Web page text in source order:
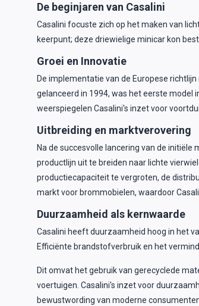
De beginjaren van Casalini
Casalini focuste zich op het maken van
keerpunt; deze driewielige minicar kon
Groei en Innovatie
De implementatie van de Europese
gelanceerd in 1994, was het eerste model
weerspiegelen Casalini's inzet voor
Uitbreiding en marktverovering
Na de succesvolle lancering van de
productlijn uit te breiden naar lichte
productiecapaciteit te vergroten, de
markt voor brommobielen, waardoor
Duurzaamheid als kernwaarde
Casalini heeft duurzaamheid hoog in het
Efficiënte brandstofverbruik en het
Dit omvat het gebruik van gerecyclede
voertuigen. Casalini's inzet voor
bewustwording van moderne